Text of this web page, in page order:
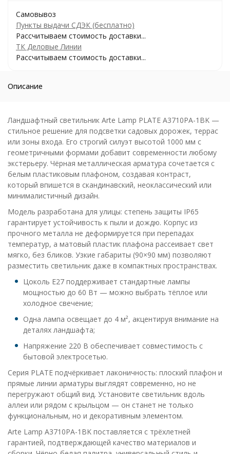
Самовывоз
Пункты выдачи СДЭК (бесплатно)
Рассчитываем стоимость доставки...
ТК Деловые Линии
Рассчитываем стоимость доставки...
Описание
Ландшафтный светильник Arte Lamp PLATE A3710PA-1BK —
стильное решение для подсветки садовых дорожек, террас
или зоны входа. Его строгий силуэт высотой 1000 мм с
геометричными формами добавит современности любому
экстерьеру. Чёрная металлическая арматура сочетается с
белым пластиковым плафоном, создавая контраст,
который впишется в скандинавский, неоклассический или
минималистичный дизайн.
Модель разработана для улицы: степень защиты IP65
гарантирует устойчивость к пыли и дождю. Корпус из
прочного металла не деформируется при перепадах
температур, а матовый пластик плафона рассеивает свет
мягко, без бликов. Узкие габариты (90×90 мм) позволяют
разместить светильник даже в компактных пространствах.
Цоколь E27 поддерживает стандартные лампы
мощностью до 60 Вт — можно выбрать тёплое или
холодное свечение;
Одна лампа освещает до 4 м², акцентируя внимание на
деталях ландшафта;
Напряжение 220 В обеспечивает совместимость с
бытовой электросетью.
Серия PLATE подчёркивает лаконичность: плоский плафон и
прямые линии арматуры выглядят современно, но не
перегружают общий вид. Установите светильник вдоль
аллеи или рядом с крыльцом — он станет не только
функциональным, но и декоративным элементом.
Arte Lamp A3710PA-1BK поставляется с трёхлетней
гарантией, подтверждающей качество материалов и